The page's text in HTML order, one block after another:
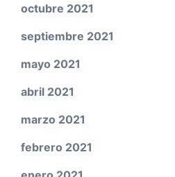
octubre 2021
septiembre 2021
mayo 2021
abril 2021
marzo 2021
febrero 2021